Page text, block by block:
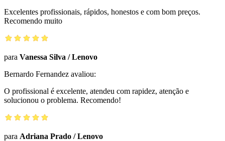
Excelentes profissionais, rápidos, honestos e com bom preços.
Recomendo muito
para Vanessa Silva /Lenovo
Bernardo Fernandez avaliou:
O profissional é excelente, atendeu com rapidez, atenção e
solucionou o problema. Recomendo!
para Adriana Prado /Lenovo